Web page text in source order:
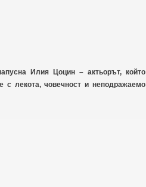
Илия Цоцин – актьорът, който
с лекота, човечност и неподражаемо